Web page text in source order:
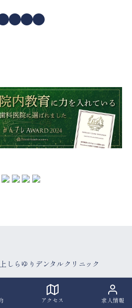
InstagramXYouTube
しらゆりデンタルクリニック
アクセス 求人情報